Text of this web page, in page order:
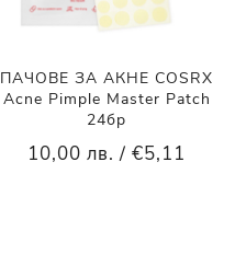
ПАЧОВЕ ЗА АКНЕ COSRX
Acne Pimple Master Patch
24бр
10,00 лв. / €5,11